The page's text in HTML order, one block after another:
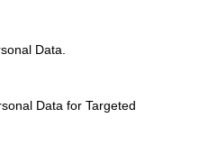
Data.
Data for Targeted